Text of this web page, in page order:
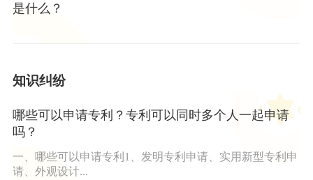
是什么？
知识纠纷
哪些可以申请专利？专利可以同时多个人一起申请
吗？
一、哪些可以申请专利1、发明专利申请、实用新型专利申
请、外观设计...